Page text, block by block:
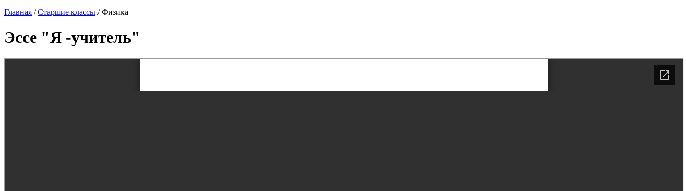
Главная /Старшие классы /Физика
Эссе "Я -учитель"